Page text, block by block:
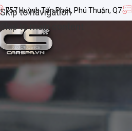
Skip to navigation
Skip to main content
757 Huỳnh Tấn Phát, Phú Thuận, Q7